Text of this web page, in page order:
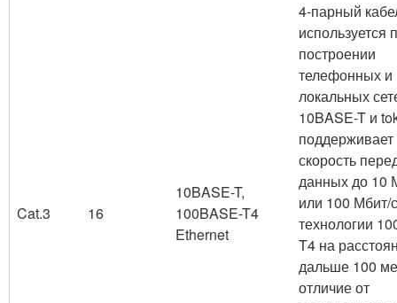
Cat.3 16
10BASE-T,
100BASE-T4
Ethernet
4-парный
используется
построении
телефонных и
локальных
10BASE-T и
поддерживает
скорость
данных до 10
или 100 Мбит/
технологии
T4 на
дальше 100
отличие от